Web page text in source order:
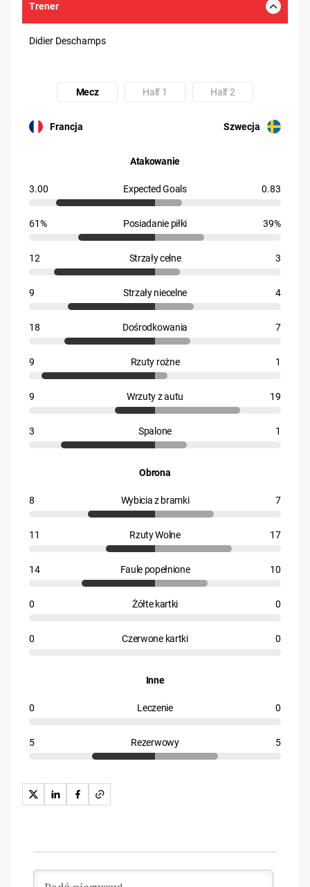
Trener
Didier Deschamps
Mecz Half 1 Half 2
Uczestnik: Francja
Francja Uczestnik: Szwecja
Szwecja
Atakowanie
3.00 Expected Goals 0.83
61% Posiadanie piłki 39%
12 Strzały celne 3
9 Strzały niecelne 4
18 Dośrodkowania 7
9 Rzuty rożne 1
9 Wrzuty z autu 19
3 Spalone 1
Obrona
8 Wybicia z bramki 7
11 Rzuty Wolne 17
14 Faule popełnione 10
0 Żółte kartki 0
0 Czerwone kartki 0
Inne
0 Leczenie 0
5 Rezerwowy 5